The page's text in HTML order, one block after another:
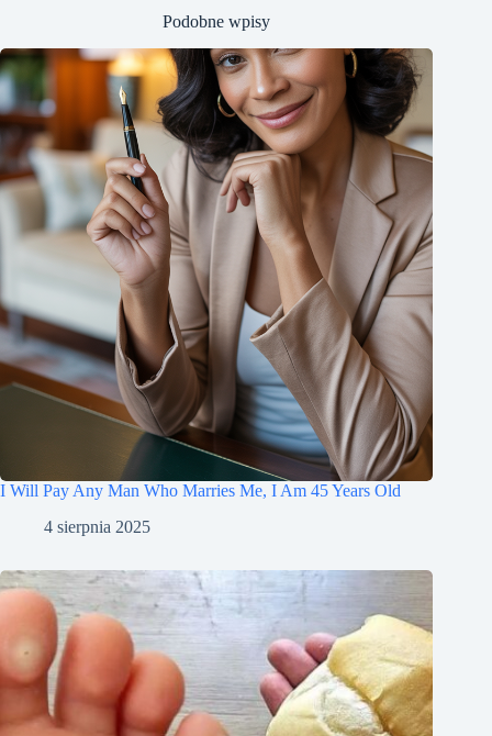
Podobne wpisy
I Will Pay Any Man Who Marries Me, I Am 45 Years Old
4 sierpnia 2025